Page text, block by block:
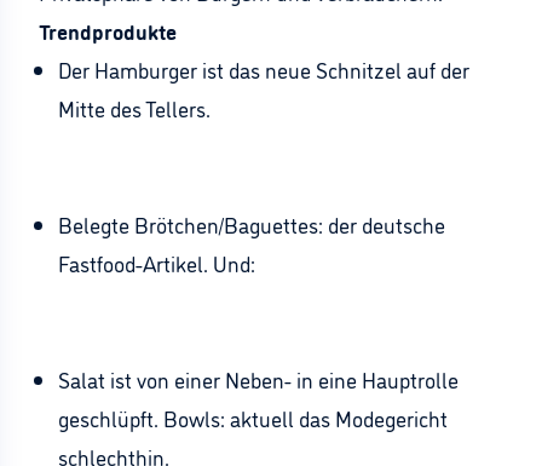
Trendprodukte
Der Hamburger ist das neue Schnitzel auf der
Mitte des Tellers.
Belegte Brötchen/Baguettes: der deutsche
Fastfood-Artikel. Und:
Salat ist von einer Neben- in eine Hauptrolle
geschlüpft. Bowls: aktuell das Modegericht
schlechthin.